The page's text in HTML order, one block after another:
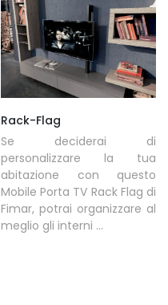
Rack-Flag
Se deciderai di
personalizzare la tua
abitazione con questo
Mobile Porta TV Rack Flag di
Fimar, potrai organizzare al
meglio gli interni ...